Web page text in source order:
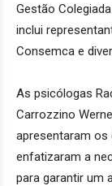
Gestão
inclui
Consemca e
As psicólogas
Carrozzino
apresentaram os
enfatizaram a
para garantir um